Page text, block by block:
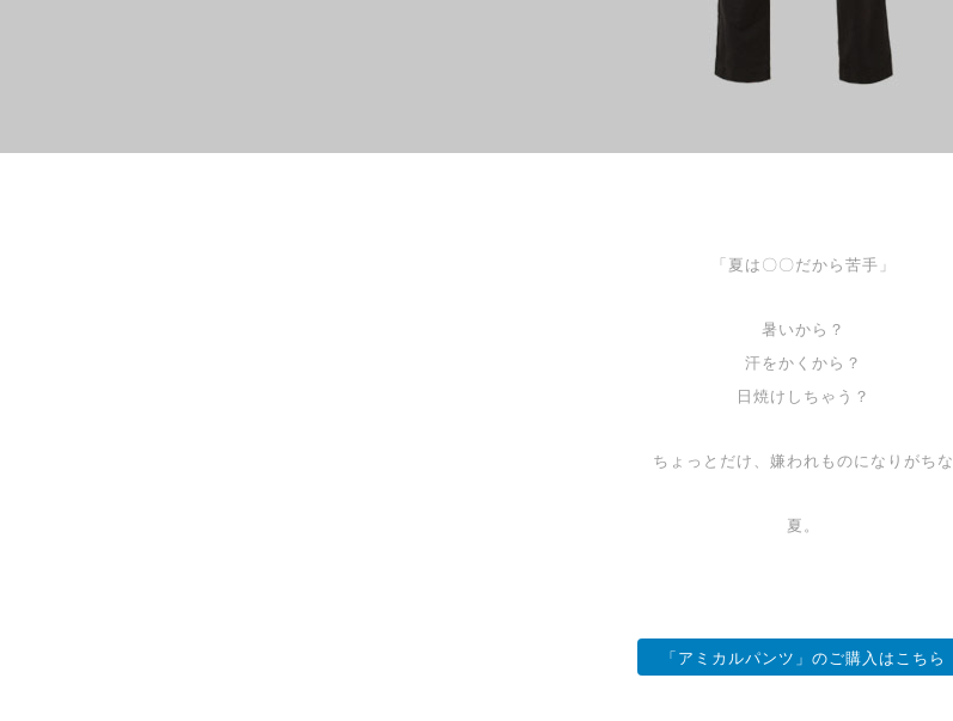
「夏は〇〇だから苦手」
暑いから？
汗をかくから？
日焼けしちゃう？
ちょっとだけ、嫌われものになりがちな
夏。
「アミカルパンツ」のご購入はこちら